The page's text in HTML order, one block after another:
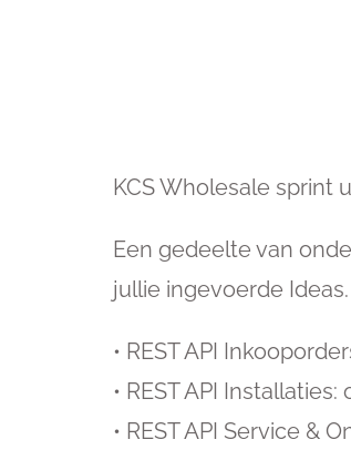
KCS Wholesale sprint
Een gedeelte van
jullie ingevoerde
• REST API
• REST API
• REST API Service &